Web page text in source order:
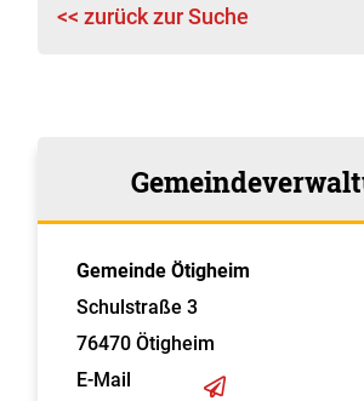
<< zurück zur Suche
Gemeinde Ötigheim
Schulstraße 3
76470 Ötigheim
E-Mail